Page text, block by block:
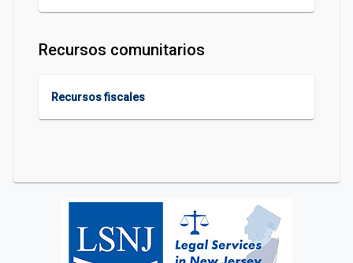
Recursos comunitarios
Recursos fiscales